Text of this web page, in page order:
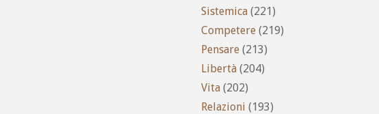
Sistemica (221)
Competere (219)
Pensare (213)
Libertà (204)
Vita (202)
Relazioni (193)